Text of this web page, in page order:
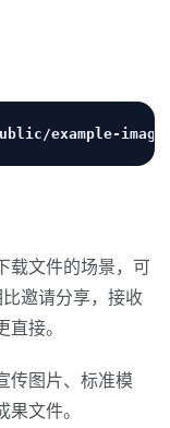
example-
载文件的场景，可
邀请分享，接收
接。
传图片、标准模
文件。